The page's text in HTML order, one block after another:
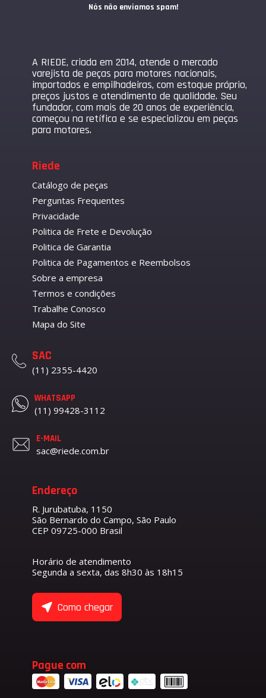
Nós não enviamos spam!
A RIEDE, criada em 2014, atende o mercado
varejista de peças para motores nacionais,
importados e empilhadeiras, com estoque próprio,
preços justos e atendimento de qualidade. Seu
fundador, com mais de 20 anos de experiência,
começou na retífica e se especializou em peças
para motores.
Riede
Catálogo de peças
Perguntas Frequentes
Privacidade
Politica de Frete e Devolução
Politica de Garantia
Politica de Pagamentos e Reembolsos
Sobre a empresa
Termos e condições
Trabalhe Conosco
Mapa do Site
SAC
(11) 2355-4420
WHATSAPP
(11) 99428-3112
E-MAIL
sac@riede.com.br
Endereço
R. Jurubatuba, 1150
São Bernardo do Campo, São Paulo
CEP 09725-000 Brasil
Horário de atendimento
Segunda a sexta, das 8h30 às 18h15
Como chegar
Pague com